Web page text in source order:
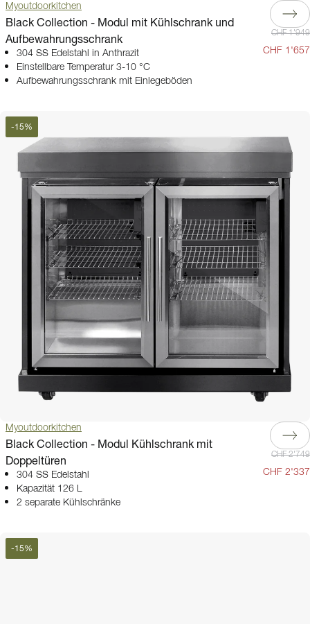
Myoutdoorkitchen
Black Collection - Modul mit Kühlschrank und
Aufbewahrungsschrank
304 SS Edelstahl in Anthrazit
Einstellbare Temperatur 3-10 °C
Aufbewahrungsschrank mit Einlegeböden
CHF 1'949
CHF 1'657
-15%
Myoutdoorkitchen
Black Collection - Modul Kühlschrank mit
Doppeltüren
304 SS Edelstahl
Kapazität 126 L
2 separate Kühlschränke
CHF 2'749
CHF 2'337
-15%